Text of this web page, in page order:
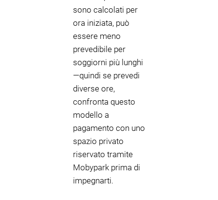
sono calcolati per
ora iniziata, può
essere meno
prevedibile per
soggiorni più lunghi
—quindi se prevedi
diverse ore,
confronta questo
modello a
pagamento con uno
spazio privato
riservato tramite
Mobypark prima di
impegnarti.